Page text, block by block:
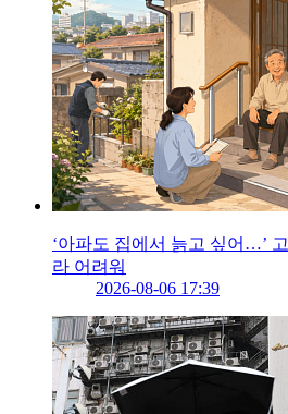
‘아파도 집에서 늙고 싶어…’
라 어려워
2026-08-06 17:39